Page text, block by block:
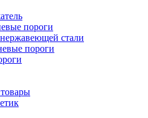
пороги
стали
пороги